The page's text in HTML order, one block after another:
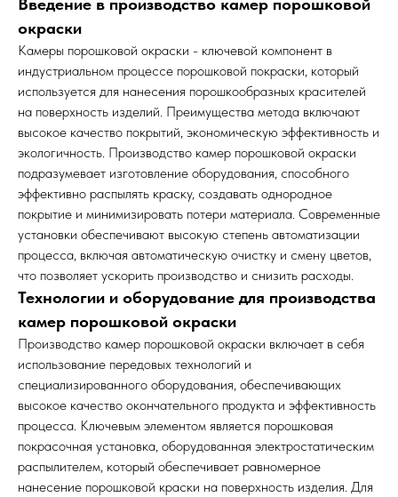
окраски
Камеры порошковой окраски - ключевой компонент в
индустриальном процессе порошковой покраски, который
используется для нанесения порошкообразных красителей
на поверхность изделий. Преимущества метода включают
высокое качество покрытий, экономическую эффективность и
экологичность. Производство камер порошковой окраски
подразумевает изготовление оборудования, способного
эффективно распылять краску, создавать однородное
покрытие и минимизировать потери материала. Современные
установки обеспечивают высокую степень автоматизации
процесса, включая автоматическую очистку и смену цветов,
что позволяет ускорить производство и снизить расходы.
Технологии и оборудование для производства
камер порошковой окраски
Производство камер порошковой окраски включает в себя
использование передовых технологий и
специализированного оборудования, обеспечивающих
высокое качество окончательного продукта и эффективность
процесса. Ключевым элементом является порошковая
покрасочная установка, оборудованная электростатическим
распылителем, который обеспечивает равномерное
нанесение порошковой краски на поверхность изделия. Для